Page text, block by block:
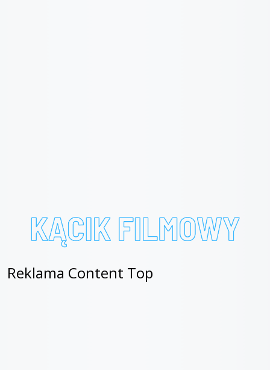
Reklama Content Top